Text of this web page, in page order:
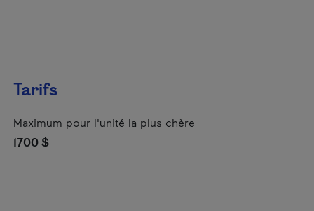
Tarifs
Maximum pour l'unité la plus chère
1700 $